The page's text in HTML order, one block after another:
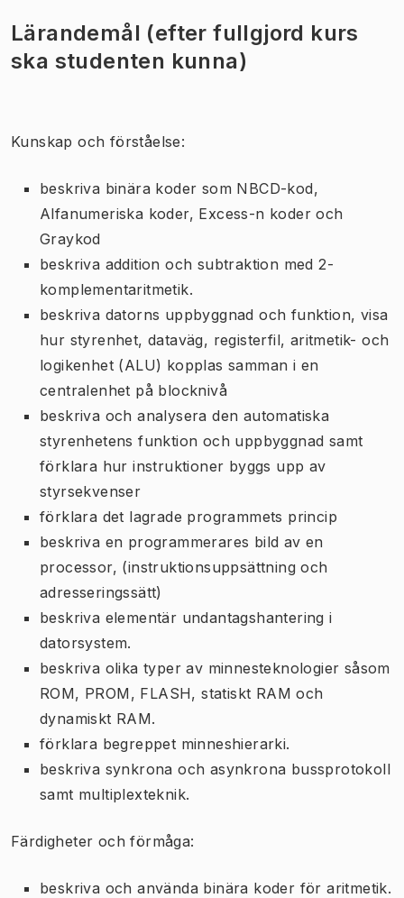
Lärandemål (efter fullgjord kurs
ska studenten kunna)
Kunskap och förståelse:
beskriva binära koder som NBCD-kod,
Alfanumeriska koder, Excess-n koder och
Graykod
beskriva addition och subtraktion med 2-
komplementaritmetik.
beskriva datorns uppbyggnad och funktion, visa
hur styrenhet, dataväg, registerfil, aritmetik- och
logikenhet (ALU) kopplas samman i en
centralenhet på blocknivå
beskriva och analysera den automatiska
styrenhetens funktion och uppbyggnad samt
förklara hur instruktioner byggs upp av
styrsekvenser
förklara det lagrade programmets princip
beskriva en programmerares bild av en
processor, (instruktionsuppsättning och
adresseringssätt)
beskriva elementär undantagshantering i
datorsystem.
beskriva olika typer av minnesteknologier såsom
ROM, PROM, FLASH, statiskt RAM och
dynamiskt RAM.
förklara begreppet minneshierarki.
beskriva synkrona och asynkrona bussprotokoll
samt multiplexteknik.
Färdigheter och förmåga:
beskriva och använda binära koder för aritmetik.